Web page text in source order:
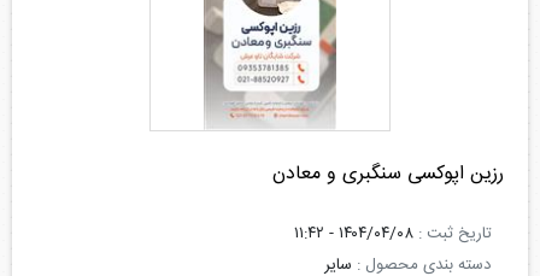
رزین اپوکسی سنگبری و معادن
تاریخ ثبت : ۱۴۰۴/۰۴/۰۸ - ۱۱:۴۲
دسته بندی محصول : سایر